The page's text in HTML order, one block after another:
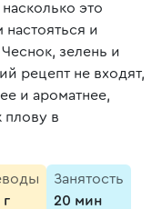
это
и
зелень и
рецепт не входят,
и ароматнее,
плову в
г
Занятость
20 мин